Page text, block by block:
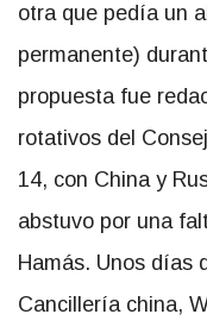
otra que pedía un
permanente)
propuesta fue
rotativos del
14, con China y
abstuvo por una
Hamás. Unos días
Cancillería china,